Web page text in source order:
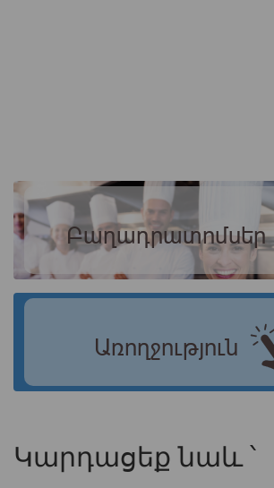
Բաղադրատոմսեր
Առողջություն
Կարդացեք նաև ՝